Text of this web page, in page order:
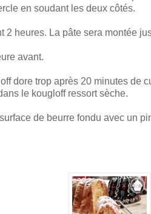
en soudant les deux côtés.
2 heures. La pâte sera montée
avant.
dore trop après 20 minutes de
le kougloff ressort sèche.
de beurre fondu avec un